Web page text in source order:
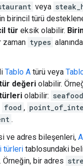
veya
birincil türü
tür eksik olabilir.
zaman types
Tablo A türü veya
değeri olabilir.
olabilir:
food ,
.
ve adres bileşenleri,
türleri tablosundaki
bir adres